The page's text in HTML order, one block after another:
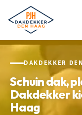
DAKDEKKER
Schuin dak,
Dakdekker
Haag